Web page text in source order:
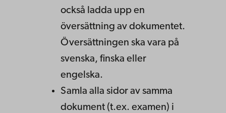
också ladda upp en
översättning av dokumentet.
Översättningen ska vara på
svenska, finska eller
engelska.
Samla alla sidor av samma
dokument (t.ex. examen) i